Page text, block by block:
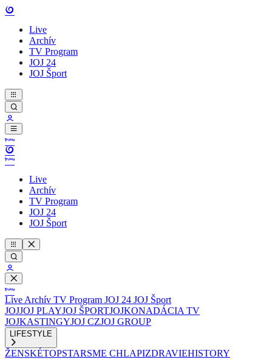
Live
Archív
TV Program
JOJ 24
JOJ Šport
Live
Archív
TV Program
JOJ 24
JOJ Šport
Live Archív TV Program JOJ 24 JOJ Šport
JOJJOJ PLAYJOJ ŠPORTJOJKONADÁCIA TV
JOJKASTINGYJOJ CZJOJ GROUP
LIFESTYLE
ŽENSKÉTOPSTARSME CHLAPIZDRAVIEHISTORY